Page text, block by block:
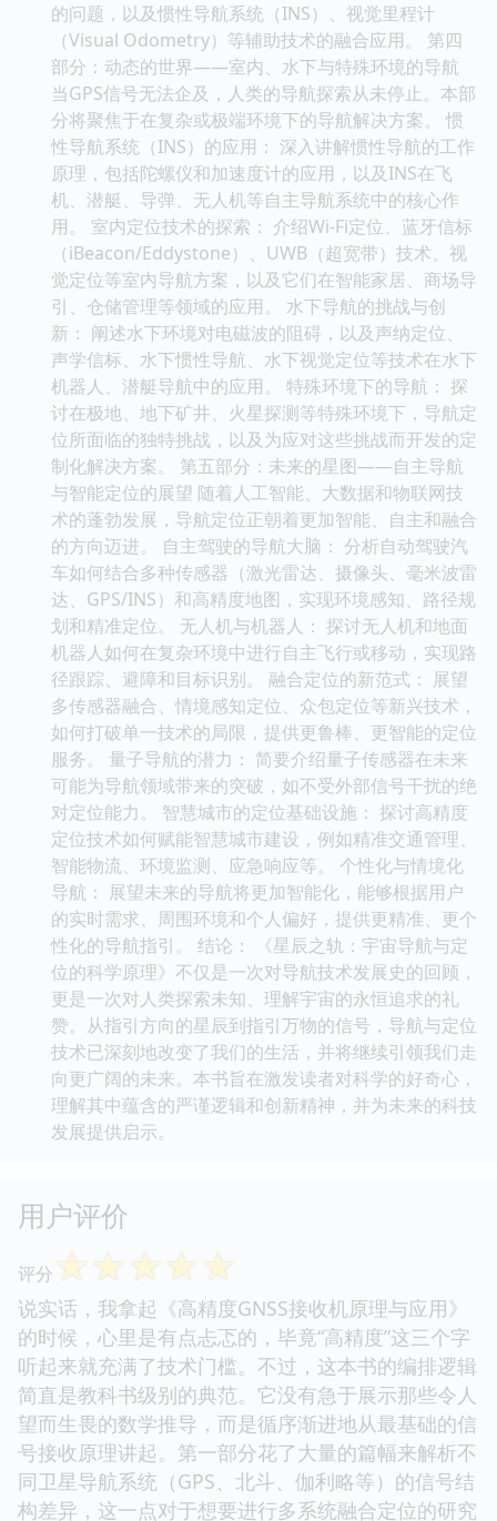
的问题，以及惯性导航系统（INS）、视觉里程计
（Visual Odometry）等辅助技术的融合应用。 第四
部分：动态的世界——室内、水下与特殊环境的导航
当GPS信号无法企及，人类的导航探索从未停止。本部
分将聚焦于在复杂或极端环境下的导航解决方案。 惯
性导航系统（INS）的应用： 深入讲解惯性导航的工作
原理，包括陀螺仪和加速度计的应用，以及INS在飞
机、潜艇、导弹、无人机等自主导航系统中的核心作
用。 室内定位技术的探索： 介绍Wi-Fi定位、蓝牙信标
（iBeacon/Eddystone）、UWB（超宽带）技术、视
觉定位等室内导航方案，以及它们在智能家居、商场导
引、仓储管理等领域的应用。 水下导航的挑战与创
新： 阐述水下环境对电磁波的阻碍，以及声纳定位、
声学信标、水下惯性导航、水下视觉定位等技术在水下
机器人、潜艇导航中的应用。 特殊环境下的导航： 探
讨在极地、地下矿井、火星探测等特殊环境下，导航定
位所面临的独特挑战，以及为应对这些挑战而开发的定
制化解决方案。 第五部分：未来的星图——自主导航
与智能定位的展望 随着人工智能、大数据和物联网技
术的蓬勃发展，导航定位正朝着更加智能、自主和融合
的方向迈进。 自主驾驶的导航大脑： 分析自动驾驶汽
车如何结合多种传感器（激光雷达、摄像头、毫米波雷
达、GPS/INS）和高精度地图，实现环境感知、路径规
划和精准定位。 无人机与机器人： 探讨无人机和地面
机器人如何在复杂环境中进行自主飞行或移动，实现路
径跟踪、避障和目标识别。 融合定位的新范式： 展望
多传感器融合、情境感知定位、众包定位等新兴技术，
如何打破单一技术的局限，提供更鲁棒、更智能的定位
服务。 量子导航的潜力： 简要介绍量子传感器在未来
可能为导航领域带来的突破，如不受外部信号干扰的绝
对定位能力。 智慧城市的定位基础设施： 探讨高精度
定位技术如何赋能智慧城市建设，例如精准交通管理、
智能物流、环境监测、应急响应等。 个性化与情境化
导航： 展望未来的导航将更加智能化，能够根据用户
的实时需求、周围环境和个人偏好，提供更精准、更个
性化的导航指引。 结论： 《星辰之轨：宇宙导航与定
位的科学原理》不仅是一次对导航技术发展史的回顾，
更是一次对人类探索未知、理解宇宙的永恒追求的礼
赞。从指引方向的星辰到指引万物的信号，导航与定位
技术已深刻地改变了我们的生活，并将继续引领我们走
向更广阔的未来。本书旨在激发读者对科学的好奇心，
理解其中蕴含的严谨逻辑和创新精神，并为未来的科技
发展提供启示。
用户评价
评分 ☆☆☆☆☆
说实话，我拿起《高精度GNSS接收机原理与应用》
的时候，心里是有点忐忑的，毕竟“高精度”这三个字
听起来就充满了技术门槛。不过，这本书的编排逻辑
简直是教科书级别的典范。它没有急于展示那些令人
望而生畏的数学推导，而是循序渐进地从最基础的信
号接收原理讲起。第一部分花了大量的篇幅来解析不
同卫星导航系统（GPS、北斗、伽利略等）的信号结
构差异，这一点对于想要进行多系统融合定位的研究